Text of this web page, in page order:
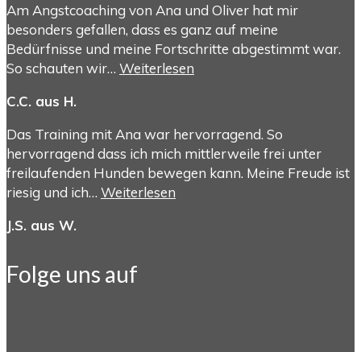
Am Angstcoaching von Ana und Oliver hat mir
besonders gefallen, dass es ganz auf meine
Bedürfnisse und meine Fortschritte abgestimmt war.
So schauten wir… Weiterlesen
C.C. aus H.
Das Training mit Ana war hervorragend. So
hervorragend dass ich mich mittlerweile frei unter
freilaufenden Hunden bewegen kann. Meine Freude ist
riesig und ich… Weiterlesen
J.S. aus W.
Folge uns auf